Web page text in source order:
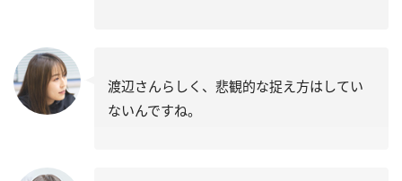
渡辺さんらしく、悲観的な捉え方はしてい
ないんですね。